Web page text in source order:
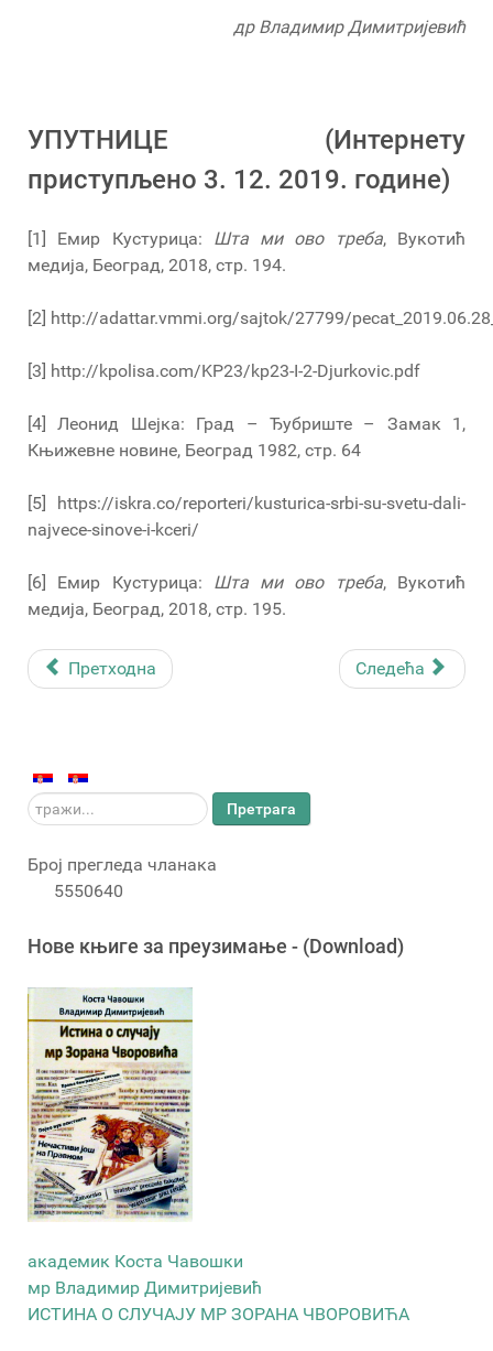
др Владимир Димитријевић
УПУТНИЦЕ (Интернету
приступљено 3. 12. 2019. године)
[1] Емир Кустурица: Шта ми ово треба, Вукотић
медија, Београд, 2018, стр. 194.
[2] http://adattar.vmmi.org/sajtok/27799/
[3] http://kpolisa.com/KP23/kp23-I-2-Djurkovic.pdf
[4] Леонид Шејка: Град – Ђубриште – Замак 1,
Књижевне новине, Београд 1982, стр. 64
[5] https://iskra.co/reporteri/kusturica-srbi-su-svetu-dali-
najvece-sinove-i-kceri/
[6] Емир Кустурица: Шта ми ово треба, Вукотић
медија, Београд, 2018, стр. 195.
Претходна Следећа
тражи... Претрага
Број прегледа чланака
5550640
Новe књигe за преузимање - (Download)
академик Коста Чавошки
мр Владимир Димитријевић
ИСТИНА О СЛУЧАЈУ МР ЗОРАНА ЧВОРОВИЋА